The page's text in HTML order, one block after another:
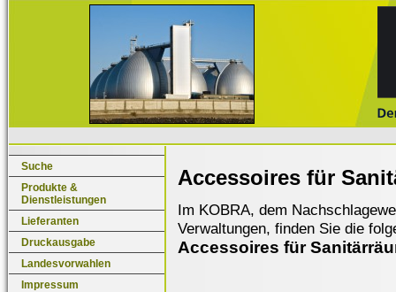
Suche
Produkte &
Dienstleistungen
Lieferanten
Druckausgabe
Landesvorwahlen
Impressum
Accessoires für
Im KOBRA, dem
Verwaltungen, finden Sie die
Accessoires für